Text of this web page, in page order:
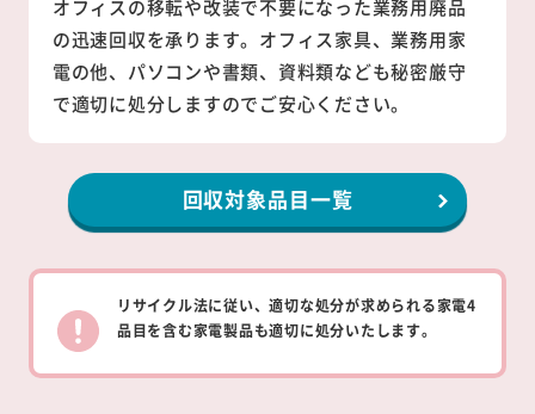
オフィスの移転や改装で不要になった業務用廃品
の迅速回収を承ります。オフィス家具、業務用家
電の他、パソコンや書類、資料類なども秘密厳守
で適切に処分しますのでご安心ください。
回収対象品目一覧
リサイクル法に従い、適切な処分が求められる家電4
品目を含む家電製品も適切に処分いたします。